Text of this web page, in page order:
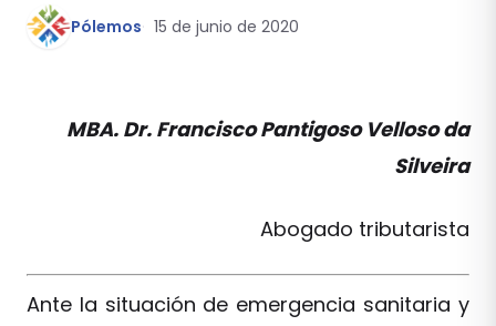
Pólemos 15 de junio de 2020
MBA. Dr. Francisco Pantigoso Velloso da
Silveira
Abogado tributarista
Ante la situación de emergencia sanitaria y